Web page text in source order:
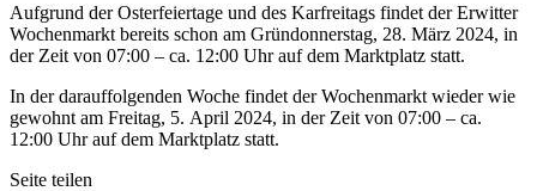
Aufgrund der Osterfeiertage und des Karfreitags findet der Erwitter
Wochenmarkt bereits schon am Gründonnerstag, 28. März 2024, in
der Zeit von 07:00 – ca. 12:00 Uhr auf dem Marktplatz statt.
In der darauffolgenden Woche findet der Wochenmarkt wieder wie
gewohnt am Freitag, 5. April 2024, in der Zeit von 07:00 – ca.
12:00 Uhr auf dem Marktplatz statt.
Seite teilen